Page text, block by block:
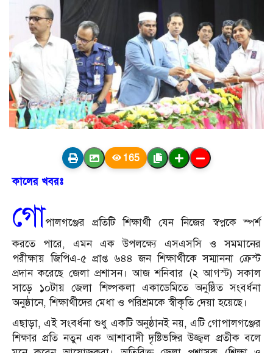
165
কালের খবরঃ
গোপালগঞ্জের প্রতিটি শিক্ষার্থী যেন নিজের স্বপ্নকে স্পর্শ
করতে পারে, এমন এক উপলক্ষ্যে এসএসসি ও সমমানের
পরীক্ষায় জিপিএ-৫ প্রাপ্ত ৬৪৪ জন শিক্ষার্থীকে সম্মাননা ক্রেস্ট
প্রদান করেছে জেলা প্রশাসন। আজ শনিবার (২ আগস্ট) সকাল
সাড়ে ১০টায় জেলা শিল্পকলা একাডেমিতে অনুষ্ঠিত সংবর্ধনা
অনুষ্ঠানে, শিক্ষার্থীদের মেধা ও পরিশ্রমকে স্বীকৃতি দেয়া হয়েছে।
এছাড়া, এই সংবর্ধনা শুধু একটি অনুষ্ঠানই নয়, এটি গোপালগঞ্জের
শিক্ষার প্রতি নতুন এক আশাবাদী দৃষ্টিভঙ্গির উজ্জ্বল প্রতীক বলে